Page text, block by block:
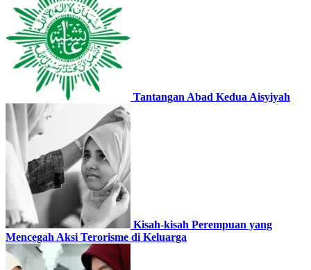
Tantangan Abad Kedua Aisyiyah
Kisah-kisah Perempuan yang
Mencegah Aksi Terorisme di Keluarga